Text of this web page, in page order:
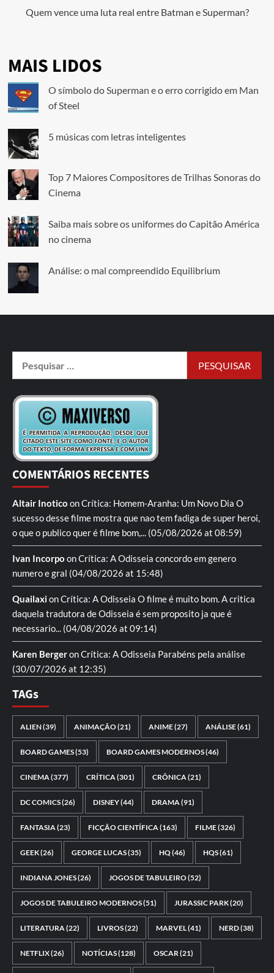
Quem vence uma luta real entre Batman e Superman?
MAIS LIDOS
O símbolo do Superman e o erro corrigido em Man
of Steel
5 músicas com letras inteligentes
Top 7 Maiores Compositores de Trilhas Sonoras do
Cinema
Saiba mais sobre os uniformes do Capitão América
no cinema
Análise: o mal compreendido Equilibrium
COMENTÁRIOS RECENTES
Altair Inotico onCrítica: Homem-Aranha: Um Novo Dia O
sucesso desse filme mostra que nao tem fadiga de super heroi,
o que o publico quer é filme bom,... (05/08/2026 at 08:59)
Ivan Incorpo onCrítica: A Odisseia concordo em genero
numero e gral (04/08/2026 at 15:48)
QuailaxionCrítica: A Odisseia O filme é muito bom. A critica
daquela tradutora de Odisseia é sem proposito ja que é
necessario... (04/08/2026 at 09:14)
Karen BergeronCrítica: A Odisseia Parabéns pela análise
(30/07/2026 at 12:35)
TAGs
ALIEN(39) ANIMAÇÃO(21) ANIME(27) ANÁLISE(61)
BOARD GAMES(53) BOARD GAMES MODERNOS(46)
CINEMA(377) CRÍTICA(301) CRÔNICA(21)
DC COMICS(26) DISNEY(44) DRAMA(91)
FANTASIA(23) FICÇÃO CIENTÍFICA(163) FILME(326)
GEEK(26) GEORGE LUCAS(35) HQ(46) HQS(61)
INDIANA JONES(26) JOGOS DE TABULEIRO(52)
JOGOS DE TABULEIRO MODERNOS(51) JURASSIC PARK(20)
LITERATURA(22) LIVROS(22) MARVEL(41) NERD(38)
NETFLIX(26) NOTÍCIAS(128) OSCAR(21)